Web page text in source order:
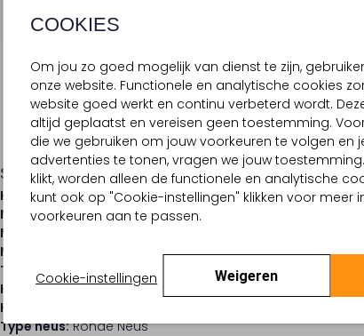
COOKIES
Om jou zo goed mogelijk van dienst te zijn,
onze website. Functionele en analytische cookies
website goed werkt en continu verbeterd wordt.
altijd geplaatst en vereisen geen toestemming.
die we gebruiken om jouw voorkeuren te volgen en
advertenties te tonen, vragen we jouw
klikt, worden alleen de functionele en analytische
kunt ook op "Cookie-instellingen" klikken voor meer
voorkeuren aan te passen.
Cookie-instellingen Weigeren
BEZORGEN & RETOURNEREN
SAMENSTELLING & PASVORM
Kleur: Beige
Materiaal buitenkant: Suède
Materiaal binnenkant:
Materiaal zool:
Type sluiting:
Gesp
Hakvorm: Sleehak
Hakhoogte (cm):
Type neus: Ronde Neus
Geef je
dames.
stevigheid.
sandaal
sleehak van
de